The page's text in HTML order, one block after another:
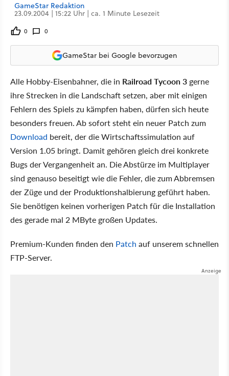
GameStar Redaktion
23.09.2004 | 15:22 Uhr | ca. 1 Minute Lesezeit
0 0
GameStar bei Google bevorzugen
Alle Hobby-Eisenbahner, die in Railroad Tycoon 3 gerne
ihre Strecken in die Landschaft setzen, aber mit einigen
Fehlern des Spiels zu kämpfen haben, dürfen sich heute
besonders freuen. Ab sofort steht ein neuer Patch zum
Download bereit, der die Wirtschaftssimulation auf
Version 1.05 bringt. Damit gehören gleich drei konkrete
Bugs der Vergangenheit an. Die Abstürze im Multiplayer
sind genauso beseitigt wie die Fehler, die zum Abbremsen
der Züge und der Produktionshalbierung geführt haben.
Sie benötigen keinen vorherigen Patch für die Installation
des gerade mal 2 MByte großen Updates.
Premium-Kunden finden den Patch auf unserem schnellen
FTP-Server.